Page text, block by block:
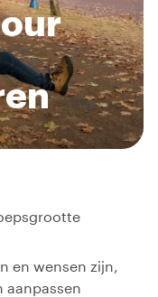
en wensen zijn,
aanpassen